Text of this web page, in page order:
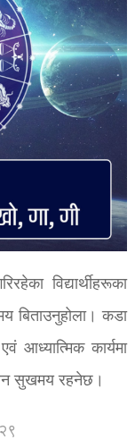
विद्यार्थीहरूका
बिताउनुहोला। कडा
आध्यात्मिक कार्यमा
सुखमय रहनेछ।